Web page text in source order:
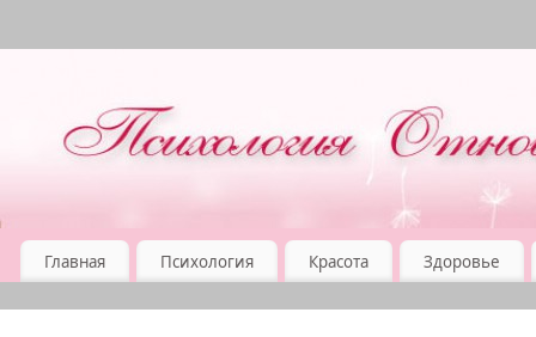
Главная Психология Красота Здоровье